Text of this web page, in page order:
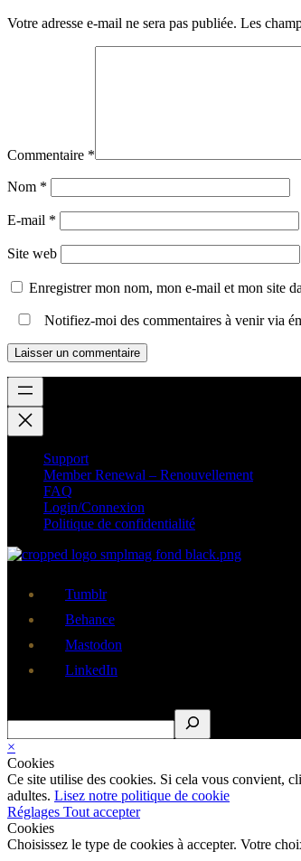
Votre adresse e-mail ne sera pas publiée. Les
Commentaire *
Nom *
E-mail *
Site web
Enregistrer mon nom, mon e-mail et mon site
Notifiez-moi des commentaires à venir via
Support
Member Renewal – Renouvellement
FAQ
Login/Connexion
Politique de confidentialité
Tumblr
Behance
Mastodon
LinkedIn
×
Cookies
Ce site utilise des cookies. Si cela vous convient,
adultes. Lisez notre politique de cookie
Réglages Tout accepter
Cookies
Choisissez le type de cookies à accepter. Votre